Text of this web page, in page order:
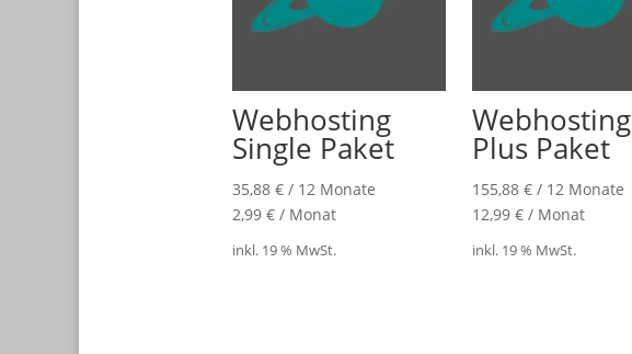
Webhosting
Single Paket
35,88 € / 12 Monate
2,99 €/ Monat
inkl. 19 % MwSt.
Webhosting
Plus Paket
155,88€ / 12 Monate
12,99€ / Monat
inkl. 19 % MwSt.